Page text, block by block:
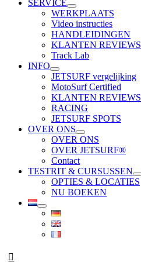
SERVICE
WERKPLAATS
Video instructies
HANDLEIDINGEN
KLANTEN REVIEWS
Track Lab
INFO
JETSURF vergelijking
MotoSurf Certified
KLANTEN REVIEWS
RACING
JETSURF SPOTS
OVER ONS
OVER ONS
OVER JETSURF®
Contact
TESTRIT & CURSUSSEN
OPTIES & LOCATIES
NU BOEKEN